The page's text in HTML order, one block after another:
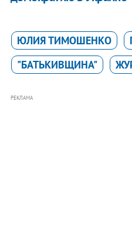
ЮЛИЯ ТИМОШЕНКО
"БАТЬКИВЩИНА"
РЕКЛАМА